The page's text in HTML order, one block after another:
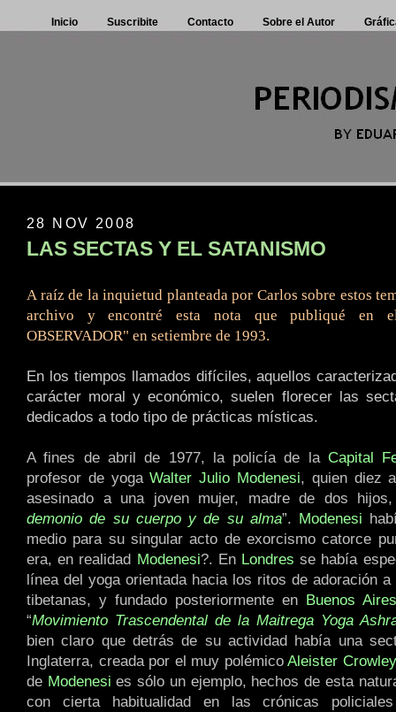
Inicio Suscribite Contacto Sobre el Autor
28 NOV 2008
LAS SECTAS Y EL SATANISMO
A raíz de la inquietud planteada por Carlos sobre estos
archivo y encontré esta nota que publiqué en
OBSERVADOR" en setiembre de 1993.
En los tiempos llamados difíciles, aquellos
carácter moral y económico, suelen florecer las
dedicados a todo tipo de prácticas místicas.
A fines de abril de 1977, la policía de laCapital
profesor de yogaWalter Julio Modenesi, quien diez
asesinado a una joven mujer, madre de dos
demonio de su cuerpo y de su alma”. Modenesi
medio para su singular acto de exorcismo catorce
era, en realidad Modenesi?. En Londres se había
línea del yoga orientada hacia los ritos de adoración
tibetanas, y fundado posteriormente en Buenos Aires
“Movimiento Trascendental de la Maitrega Yoga
bien claro que detrás de su actividad había una
Inglaterra, creada por el muy polémicoAleister Crowley
de Modenesi es sólo un ejemplo, hechos de esta
con cierta habitualidad en las crónicas